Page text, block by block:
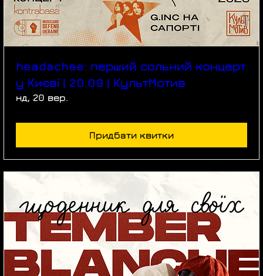
headachee: перший сольний концерт
у Києві | 20.09 | КультМотив
нд, 20 вер.
Придбати квитки